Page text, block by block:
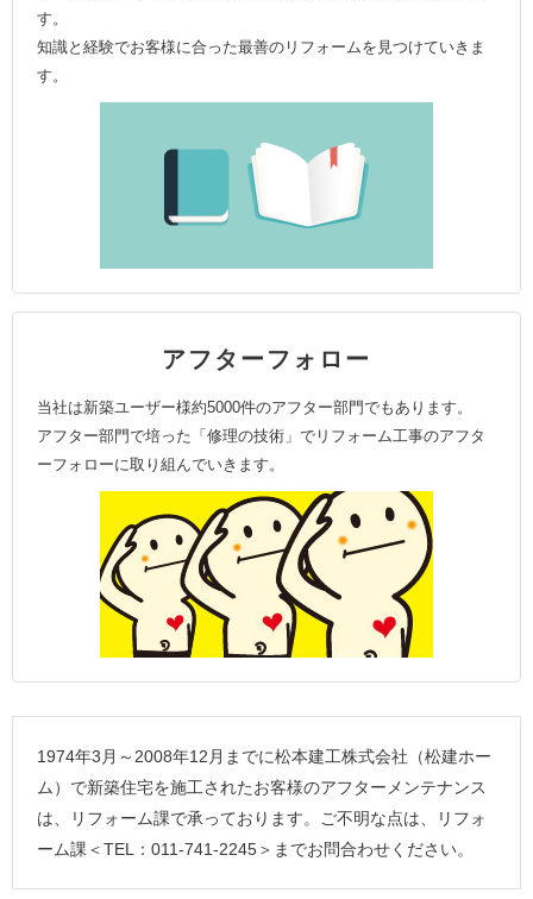
す。
知識と経験でお客様に合った最善のリフォームを見つけていきま
す。
アフターフォロー
当社は新築ユーザー様約5000件のアフター部門でもあります。
アフター部門で培った「修理の技術」でリフォーム工事のアフタ
ーフォローに取り組んでいきます。
1974年3月～2008年12月までに松本建工株式会社（松建ホー
ム）で新築住宅を施工されたお客様のアフターメンテナンス
は、リフォーム課で承っております。ご不明な点は、リフォ
ーム課＜TEL：011-741-2245＞までお問合わせください。